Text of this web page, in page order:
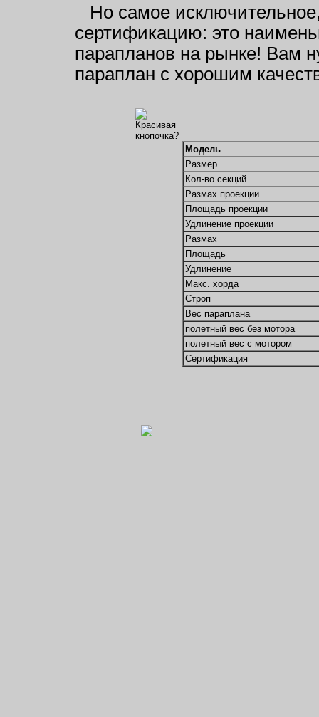
Но самое
сертификацию: это
парапланов на рынке! Вам
параплан с хорошим
Модель
Размер
Кол-во секций
Размах проекции
Площадь проекции
Удлинение проекции
Размах
Площадь
Удлинение
Макс. хорда
Строп
Вес параплана
полетный вес без мотора
полетный вес с мотором
Сертификация